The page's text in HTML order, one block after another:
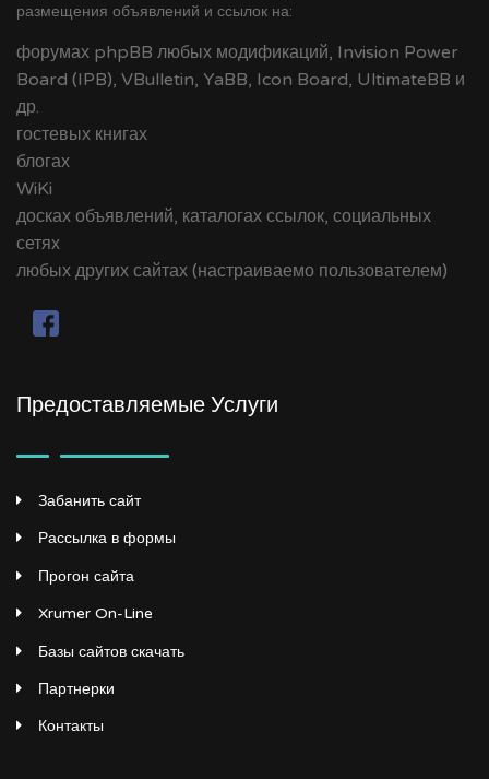
размещения объявлений и ссылок на:
форумах phpBB любых модификаций, Invision Power
Board (IPB), VBulletin, YaBB, Icon Board, UltimateBB и
др.
гостевых книгах
блогах
WiKi
досках объявлений, каталогах ссылок, социальных
сетях
любых других сайтах (настраиваемо пользователем)
Предоставляемые Услуги
Забанить сайт
Рассылка в формы
Прогон сайта
Xrumer On-Line
Базы сайтов скачать
Партнерки
Контакты